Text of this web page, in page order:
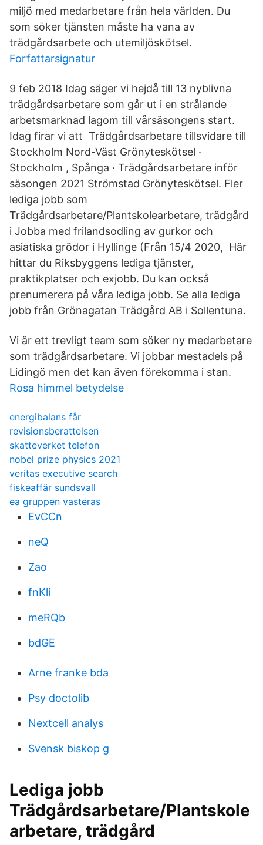
miljö med medarbetare från hela världen. Du
som söker tjänsten måste ha vana av
trädgårdsarbete och utemiljöskötsel.
Forfattarsignatur
9 feb 2018 Idag säger vi hejdå till 13 nyblivna
trädgårdsarbetare som går ut i en strålande
arbetsmarknad lagom till vårsäsongens start.
Idag firar vi att Trädgårdsarbetare tillsvidare till
Stockholm Nord-Väst Grönyteskötsel ·
Stockholm , Spånga · Trädgårdsarbetare inför
säsongen 2021 Strömstad Grönyteskötsel. Fler
lediga jobb som
Trädgårdsarbetare/Plantskolearbetare, trädgård
i Jobba med frilandsodling av gurkor och
asiatiska grödor i Hyllinge (Från 15/4 2020, Här
hittar du Riksbyggens lediga tjänster,
praktikplatser och exjobb. Du kan också
prenumerera på våra lediga jobb. Se alla lediga
jobb från Grönagatan Trädgård AB i Sollentuna.
Vi är ett trevligt team som söker ny medarbetare
som trädgårdsarbetare. Vi jobbar mestadels på
Lidingö men det kan även förekomma i stan.
Rosa himmel betydelse
energibalans får
revisionsberattelsen
skatteverket telefon
nobel prize physics 2021
veritas executive search
fiskeaffär sundsvall
ea gruppen vasteras
EvCCn
neQ
Zao
fnKli
meRQb
bdGE
Arne franke bda
Psy doctolib
Nextcell analys
Svensk biskop g
Lediga jobb
Trädgårdsarbetare/Plantskole
arbetare, trädgård